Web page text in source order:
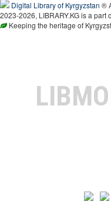
Digital Library of Kyrgyzstan ®
2023-2026, LIBRARY.KG is a
Keeping the heritage of